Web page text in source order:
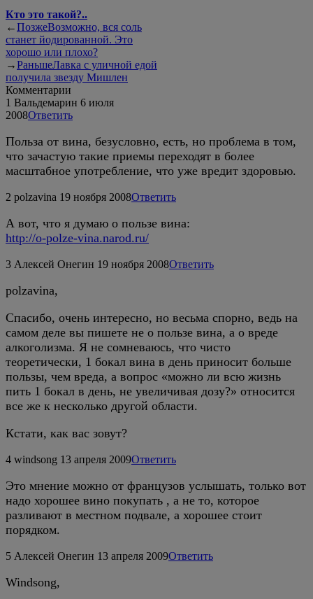
Кто это такой?..
←ПозжеВозможно, вся соль
станет йодированной. Это
хорошо или плохо?
→РаньшеЛавка с уличной едой
получила звезду Мишлен
Комментарии
1 Вальдемарин 6 июля
2008Ответить
Польза от вина, безусловно, есть, но проблема в том,
что зачастую такие приемы переходят в более
масштабное употребление, что уже вредит здоровью.
2 polzavina 19 ноября 2008Ответить
А вот, что я думаю о пользе вина:
http://o-polze-vina.narod.ru/
3 Алексей Онегин 19 ноября 2008Ответить
polzavina,
Спасибо, очень интересно, но весьма спорно, ведь на
самом деле вы пишете не о пользе вина, а о вреде
алкоголизма. Я не сомневаюсь, что чисто
теоретически, 1 бокал вина в день приносит больше
пользы, чем вреда, а вопрос «можно ли всю жизнь
пить 1 бокал в день, не увеличивая дозу?» относится
все же к несколько другой области.
Кстати, как вас зовут?
4 windsong 13 апреля 2009Ответить
Это мнение можно от французов услышать, только вот
надо хорошее вино покупать , а не то, которое
разливают в местном подвале, а хорошее стоит
порядком.
5 Алексей Онегин 13 апреля 2009Ответить
Windsong,